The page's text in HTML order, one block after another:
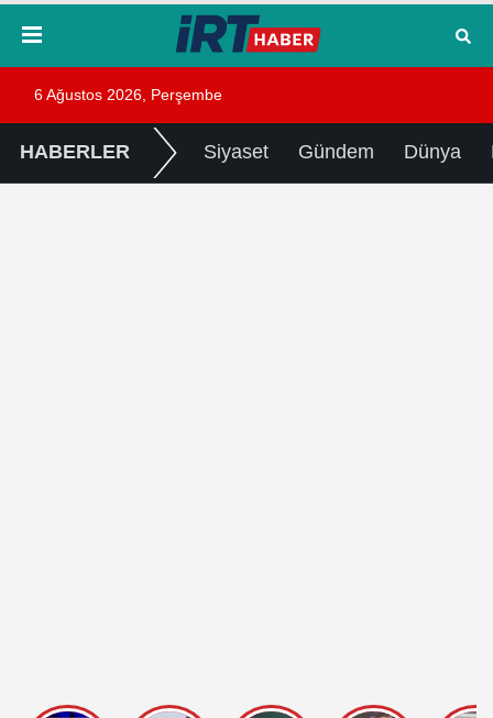
6 Ağustos 2026, Perşembe
HABERLER Siyaset Gündem Dünya